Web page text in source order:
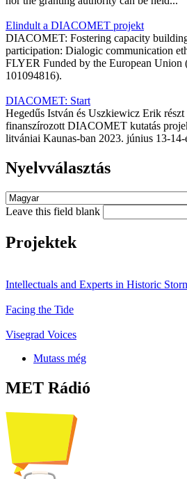
Elindult a DIACOMET projekt
DIACOMET: Fostering capacity
participation: Dialogic communication
FLYER Funded by the European Union
101094816).
DIACOMET: Start
Hegedűs István és Uszkiewicz Erik
finanszírozott DIACOMET kutatás
litvániai Kaunas-ban 2023. június 13-14-
Nyelvválasztás
Leave this field blank
Projektek
Intellectuals and Experts in Historic
Facing the Tide
Visegrad Voices
Mutass még
MET Rádió